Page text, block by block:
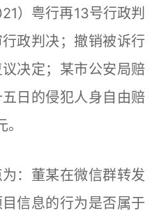
）粤行再13号行政判
政判决；撤销被诉行
决定；某市公安局赔
日的侵犯人身自由赔
：董某在微信群转发
信息的行为是否属于